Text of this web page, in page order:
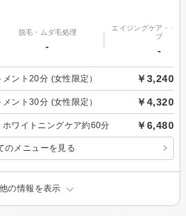
脱毛・ムダ毛処理
-
エイジングケア・リ
プ
-
ント20分 (女性限定） ￥3,240
ント30分 (女性限定） ￥4,320
ワイトニングケア約60分 ￥6,480
のメニューを見る
の情報を表示